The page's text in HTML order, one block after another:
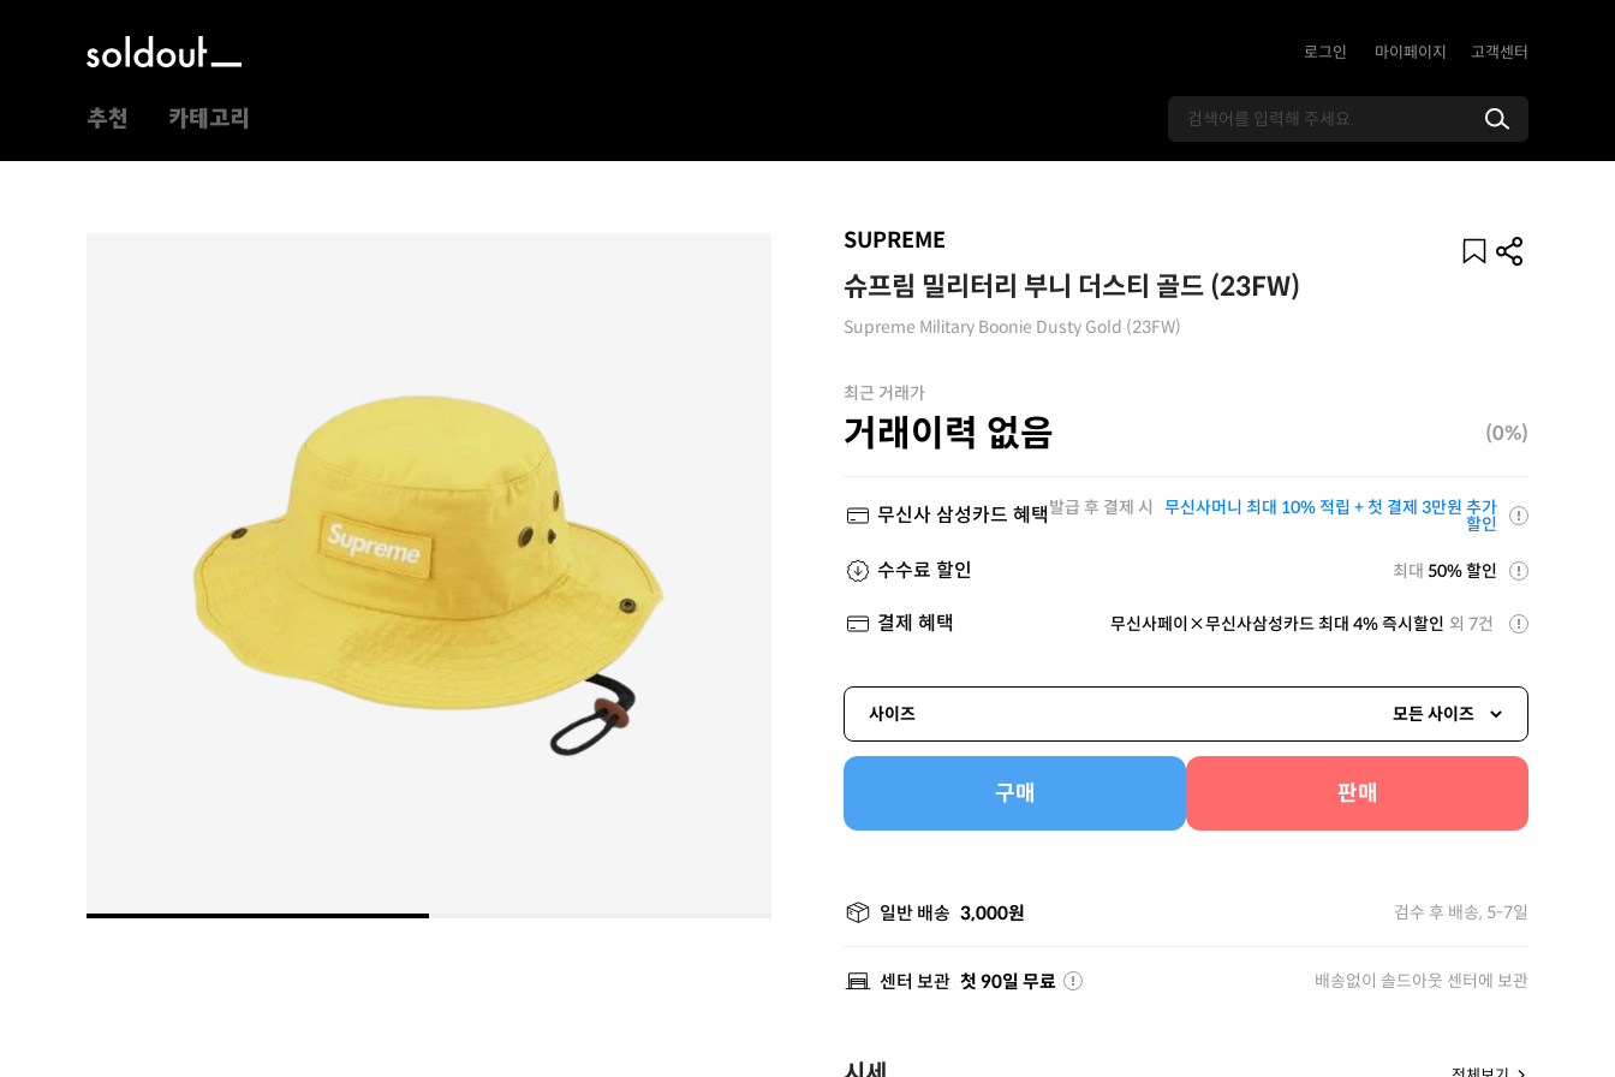
로그인 마이페이지 고객센터
추천 카테고리
SUPREME
슈프림 밀리터리 부니 더스티 골드 (23FW)
Supreme Military Boonie Dusty Gold (23FW)
최근 거래가
거래이력 없음 (0%)
무신사 삼성카드 혜택발급 후 결제 시 무신사머니 최대 10% 적립 + 첫 결제 3만원 추가
할인
수수료 할인 최대 50% 할인
결제 혜택 무신사페이×무신사삼성카드 최대 4% 즉시할인 외 7건
사이즈 모든 사이즈
구매 판매
일반 배송 3,000원 검수 후 배송, 5-7일
센터 보관 첫 90일 무료 배송없이 솔드아웃 센터에 보관